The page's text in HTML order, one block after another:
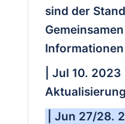
sind der
| Jul 10. 2023
| Jun 27/28.